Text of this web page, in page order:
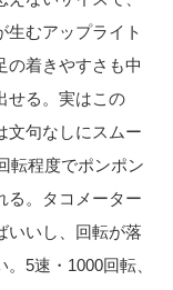
生むアップライト
の着きやすさも中
せる。実はこの
文句なしにスムー
転程度でポンポン
る。タコメーター
いいし、回転が落
5速・1000回転、